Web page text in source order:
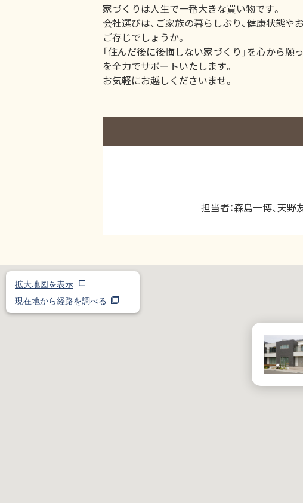
家づくりは人生で一番大きな買い物です。
会社選びは、ご家族の暮らしぶり、健康状態
ご存じでしょうか。
「住んだ後に後悔しない家づくり」を心から願
を全力でサポートいたします。
お気軽にお越しくださいませ。
担当者：森島一博、天野
拡大地図を表示
現在地から経路を調べる